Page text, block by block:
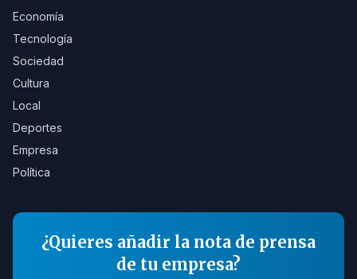
Economía
Tecnología
Sociedad
Cultura
Local
Deportes
Empresa
Política
¿Quieres añadir la nota de prensa
de tu empresa?